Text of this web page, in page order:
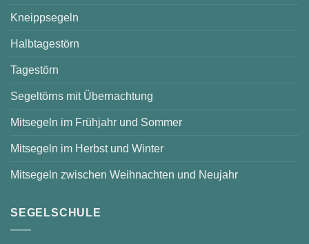
Kneippsegeln
Halbtagestörn
Tagestörn
Segeltörns mit Übernachtung
Mitsegeln im Frühjahr und Sommer
Mitsegeln im Herbst und Winter
Mitsegeln zwischen Weihnachten und Neujahr
SEGELSCHULE